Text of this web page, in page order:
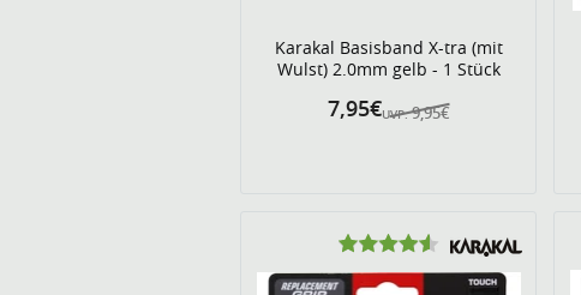
Karakal Basisband X-tra (mit
Wulst) 2.0mm gelb - 1 Stück
UVP: 9,95€
7,95€